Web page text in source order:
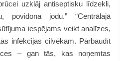
uzklāj antiseptisku līdzekli,
povidona jodu.” “Centrālajā
iespējams veikt analīzes,
infekcijas cilvēkam. Pārbaudīt
– gan tās, kas noņemtas